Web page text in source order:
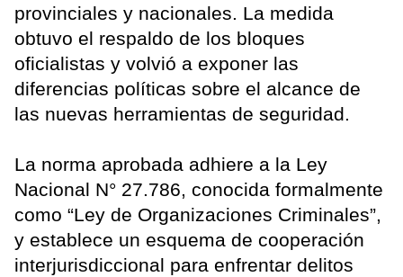
provinciales y nacionales. La medida
obtuvo el respaldo de los bloques
oficialistas y volvió a exponer las
diferencias políticas sobre el alcance de
las nuevas herramientas de seguridad.
La norma aprobada adhiere a la Ley
Nacional N° 27.786, conocida formalmente
como “Ley de Organizaciones Criminales”,
y establece un esquema de cooperación
interjurisdiccional para enfrentar delitos